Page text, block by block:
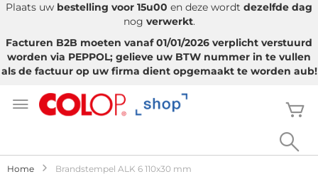
Plaats uw bestelling voor 15u00 en deze wordt dezelfde dag
nog verwerkt.
Facturen B2B moeten vanaf 01/01/2026 verplicht verstuurd
worden via PEPPOL; gelieve uw BTW nummer in te vullen
als de factuur op uw firma dient opgemaakt te worden aub!
naar
Home Brandstempel ALK 6 110x30 mm